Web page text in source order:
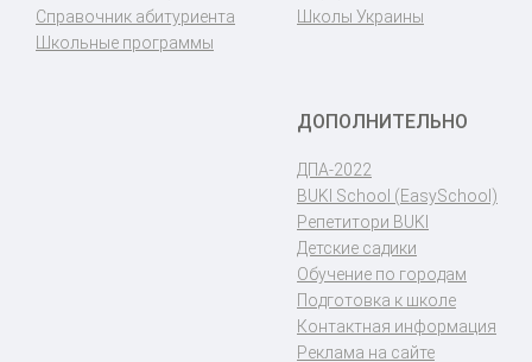
Справочник абитуриента
Школьные программы
Школы Украины
ДОПОЛНИТЕЛЬНО
ДПА-2022
BUKI School (EasySchool)
Репетитори BUKI
Детские садики
Обучение по городам
Подготовка к школе
Контактная информация
Реклама на сайте